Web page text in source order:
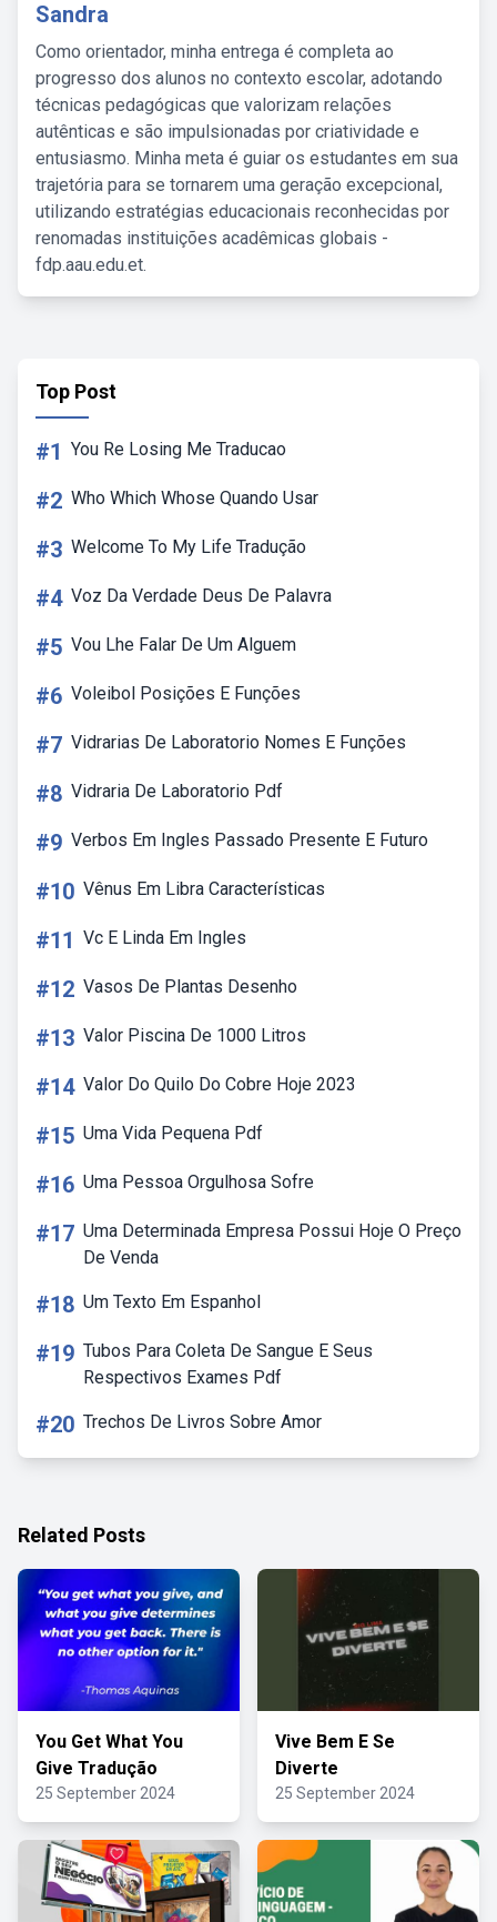
Sandra
Como orientador, minha entrega é completa ao
progresso dos alunos no contexto escolar, adotando
técnicas pedagógicas que valorizam relações
autênticas e são impulsionadas por criatividade e
entusiasmo. Minha meta é guiar os estudantes em sua
trajetória para se tornarem uma geração excepcional,
utilizando estratégias educacionais reconhecidas por
renomadas instituições acadêmicas globais -
fdp.aau.edu.et.
Top Post
#1 You Re Losing Me Traducao
#2 Who Which Whose Quando Usar
#3 Welcome To My Life Tradução
#4 Voz Da Verdade Deus De Palavra
#5 Vou Lhe Falar De Um Alguem
#6 Voleibol Posições E Funções
#7 Vidrarias De Laboratorio Nomes E Funções
#8 Vidraria De Laboratorio Pdf
#9 Verbos Em Ingles Passado Presente E Futuro
#10 Vênus Em Libra Características
#11 Vc E Linda Em Ingles
#12 Vasos De Plantas Desenho
#13 Valor Piscina De 1000 Litros
#14 Valor Do Quilo Do Cobre Hoje 2023
#15 Uma Vida Pequena Pdf
#16 Uma Pessoa Orgulhosa Sofre
#17 Uma Determinada Empresa Possui Hoje O Preço
De Venda
#18 Um Texto Em Espanhol
#19 Tubos Para Coleta De Sangue E Seus
Respectivos Exames Pdf
#20 Trechos De Livros Sobre Amor
Related Posts
You Get What You
Give Tradução
25 September 2024
Vive Bem E Se
Diverte
25 September 2024